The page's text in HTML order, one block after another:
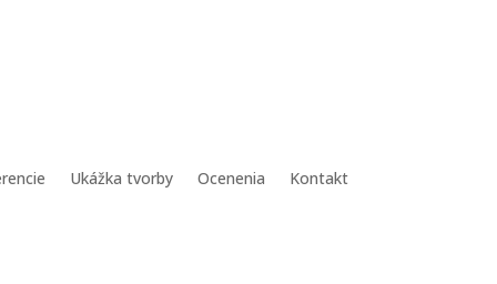
Ukážka tvorby Ocenenia Kontakt